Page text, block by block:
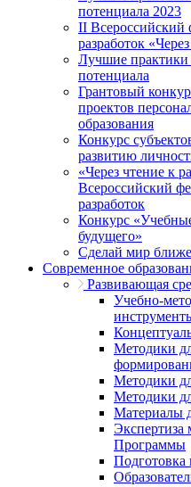
потенциала 2023
II Всероссийский
разработок
Лучшие практики
потенциала
Грантовый
проектов
образования
Конкурс
развитию
«Через чтение к
Всероссийский
разработок
Конкурс
будущего»
Сделай мир
Современное
Развивающая
Учебно-
Методики
Методики
Методики
Материалы
Экспертиза
Программы
Подготовка